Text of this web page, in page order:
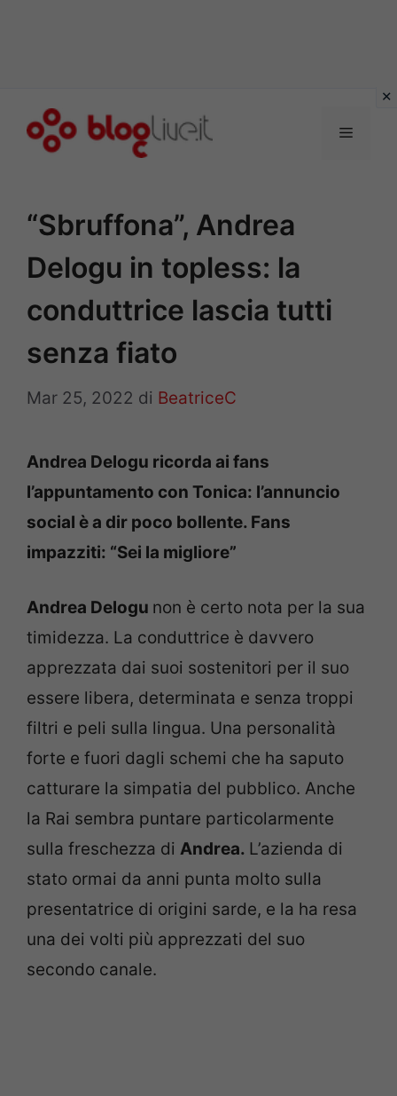
Menu
“Sbruffona”, Andrea
Delogu in topless: la
conduttrice lascia tutti
senza fiato
Mar 25, 2022 di BeatriceC
Andrea Delogu ricorda ai fans
l’appuntamento con Tonica: l’annuncio
social è a dir poco bollente. Fans
impazziti: “Sei la migliore”
Andrea Delogu non è certo nota per la sua
timidezza. La conduttrice è davvero
apprezzata dai suoi sostenitori per il suo
essere libera, determinata e senza troppi
filtri e peli sulla lingua. Una personalità
forte e fuori dagli schemi che ha saputo
catturare la simpatia del pubblico. Anche
la Rai sembra puntare particolarmente
sulla freschezza di Andrea. L’azienda di
stato ormai da anni punta molto sulla
presentatrice di origini sarde, e la ha resa
una dei volti più apprezzati del suo
secondo canale.